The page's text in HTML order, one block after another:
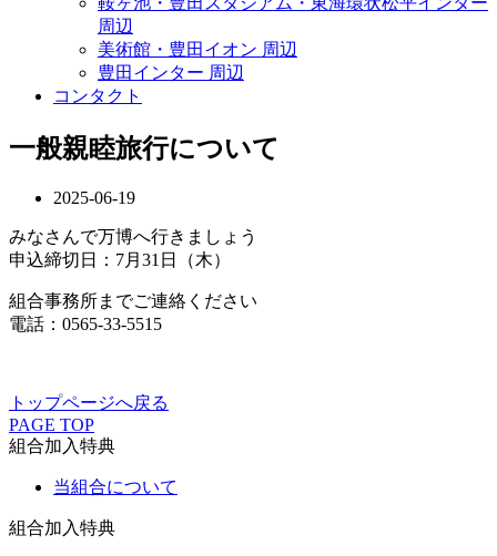
周辺
美術館・豊田イオン 周辺
豊田インター 周辺
コンタクト
一般親睦旅行について
2025-06-19
みなさんで万博へ行きましょう
申込締切日：7月31日（木）
組合事務所までご連絡ください
電話：0565-33-5515
トップページへ戻る
PAGE TOP
組合加入特典
当組合について
組合加入特典